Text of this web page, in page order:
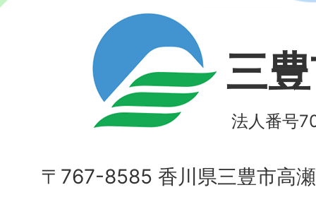
三
法人番号
〒767-8585 香川県三豊市高